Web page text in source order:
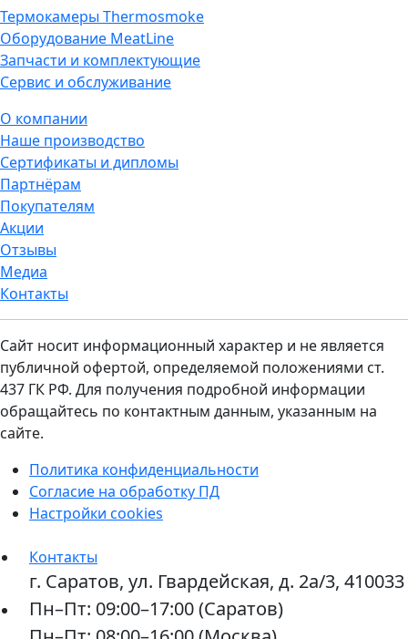
Термокамеры Thermosmoke
Оборудование MeatLine
Запчасти и комплектующие
Сервис и обслуживание
О компании
Наше производство
Сертификаты и дипломы
Партнёрам
Покупателям
Акции
Отзывы
Медиа
Контакты
Сайт носит информационный характер и не является
публичной офертой, определяемой положениями ст.
437 ГК РФ. Для получения подробной информации
обращайтесь по контактным данным, указанным на
сайте.
Политика конфиденциальности
Согласие на обработку ПД
Настройки cookies
Контакты
г. Саратов, ул. Гвардейская, д. 2а/3, 410033
Пн–Пт: 09:00–17:00 (Саратов)